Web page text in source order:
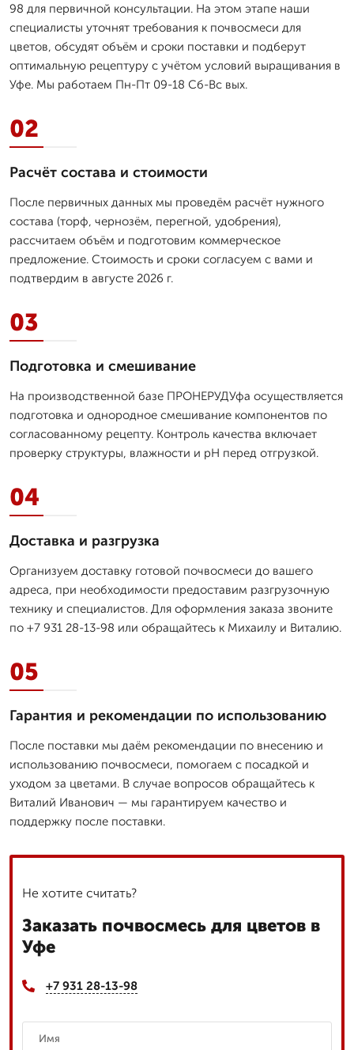
98 для первичной консультации. На этом этапе наши
специалисты уточнят требования к почвосмеси для
цветов, обсудят объём и сроки поставки и подберут
оптимальную рецептуру с учётом условий выращивания в
Уфе. Мы работаем Пн-Пт 09-18 Сб-Вс вых.
02
Расчёт состава и стоимости
После первичных данных мы проведём расчёт нужного
состава (торф, чернозём, перегной, удобрения),
рассчитаем объём и подготовим коммерческое
предложение. Стоимость и сроки согласуем с вами и
подтвердим в августе 2026 г.
03
Подготовка и смешивание
На производственной базе ПРОНЕРУДУфа осуществляется
подготовка и однородное смешивание компонентов по
согласованному рецепту. Контроль качества включает
проверку структуры, влажности и pH перед отгрузкой.
04
Доставка и разгрузка
Организуем доставку готовой почвосмеси до вашего
адреса, при необходимости предоставим разгрузочную
технику и специалистов. Для оформления заказа звоните
по +7 931 28-13-98 или обращайтесь к Михаилу и Виталию.
05
Гарантия и рекомендации по использованию
После поставки мы даём рекомендации по внесению и
использованию почвосмеси, помогаем с посадкой и
уходом за цветами. В случае вопросов обращайтесь к
Виталий Иванович — мы гарантируем качество и
поддержку после поставки.
Не хотите считать?
Заказать почвосмесь для цветов в
Уфе
+7 931 28-13-98